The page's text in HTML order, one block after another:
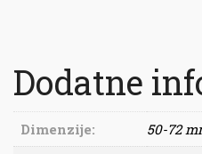
Dodatne
Dimenzije:
50-72